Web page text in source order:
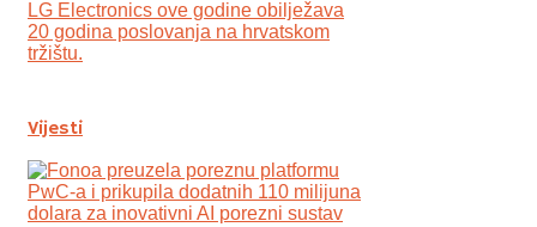
LG Electronics ove godine obilježava
20 godina poslovanja na hrvatskom
tržištu.
Vijesti